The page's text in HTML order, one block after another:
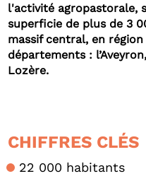
l'activité agropastorale,
superficie de plus de 3
massif central, en
départements :
Lozère.
CHIFFRES CLÉS
22 000 habitants